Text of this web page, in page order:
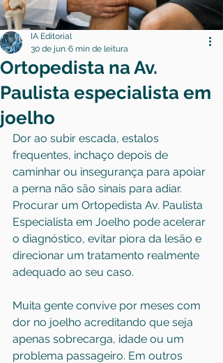
Ortopedista na Av.
Paulista especialista em
joelho
IA Editorial
30 de jun.6 min de leitura
Dor ao subir escada, estalos
frequentes, inchaço depois de
caminhar ou insegurança para apoiar
a perna não são sinais para adiar.
Procurar um Ortopedista Av. Paulista
Especialista em Joelho pode acelerar
o diagnóstico, evitar piora da lesão e
direcionar um tratamento realmente
adequado ao seu caso.
Muita gente convive por meses com
dor no joelho acreditando que seja
apenas sobrecarga, idade ou um
problema passageiro. Em outros